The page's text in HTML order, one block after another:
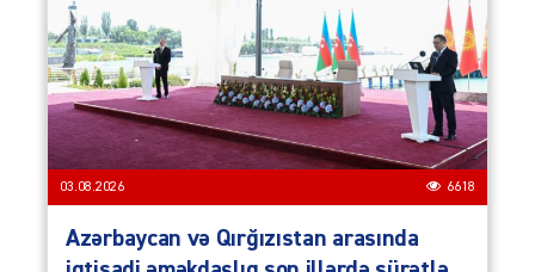
03.08.2026 6618
Azərbaycan və Qırğızıstan arasında